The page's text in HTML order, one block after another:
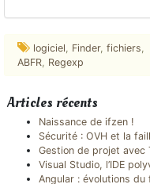
logiciel Finder, fichiers
ABFR, Regexp
Articles récents
Naissance de ifzen !
Sécurité : OVH et la
Gestion de projet avec
Visual Studio, l’IDE
Angular : évolutions du